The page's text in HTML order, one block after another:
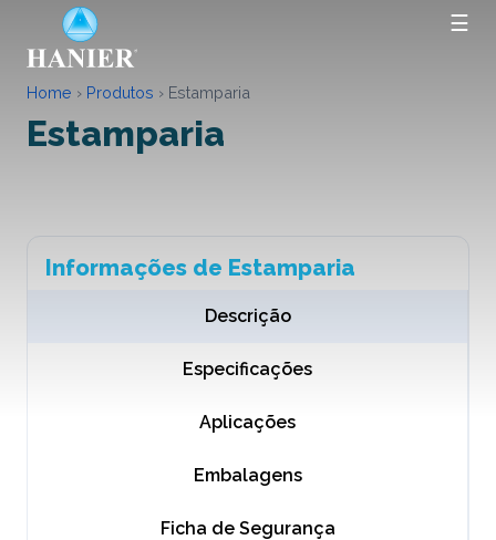
☰
Home › Produtos › Estamparia
Estamparia
Informações de Estamparia
Descrição
Especificações
Aplicações
Embalagens
Ficha de Segurança